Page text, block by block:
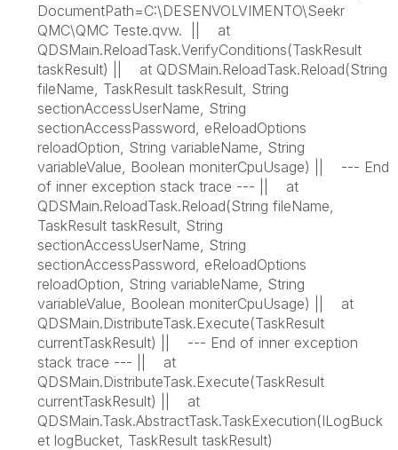
DocumentPath=C:\DESENVOLVIMENTO\Seekr
QMC\QMC Teste.qvw. || at
QDSMain.ReloadTask.VerifyConditions(TaskResult
taskResult) || at QDSMain.ReloadTask.Reload(String
fileName, TaskResult taskResult, String
sectionAccessUserName, String
sectionAccessPassword, eReloadOptions
reloadOption, String variableName, String
variableValue, Boolean moniterCpuUsage) || --- End
of inner exception stack trace --- || at
QDSMain.ReloadTask.Reload(String fileName,
TaskResult taskResult, String
sectionAccessUserName, String
sectionAccessPassword, eReloadOptions
reloadOption, String variableName, String
variableValue, Boolean moniterCpuUsage) || at
QDSMain.DistributeTask.Execute(TaskResult
currentTaskResult) || --- End of inner exception
stack trace --- || at
QDSMain.DistributeTask.Execute(TaskResult
currentTaskResult) || at
QDSMain.Task.AbstractTask.TaskExecution(ILogBuck
et logBucket, TaskResult taskResult)